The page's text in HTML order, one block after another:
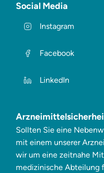
Social Media
Instagram
Facebook
LinkedIn
Sollten Sie eine
mit einem unserer
wir um eine zeitnahe
medizinische Abteilung